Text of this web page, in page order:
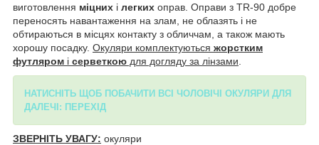
виготовлення міцних і легких оправ. Оправи з TR-90 добре
переносять навантаження на злам, не облазять і не
обтираються в місцях контакту з обличчам, а також мають
хорошу посадку. Окуляри комплектуються жорстким
футляром і серветкою для догляду за лінзами
НАТИСНІТЬ ЩОБ ПОБАЧИТИ ВСІ ЧОЛОВІЧІ ОКУЛЯРИ ДЛЯ
ДАЛЕЧІ: ПЕРЕХІД
ЗВЕРНІТЬ УВАГУ: окуляри